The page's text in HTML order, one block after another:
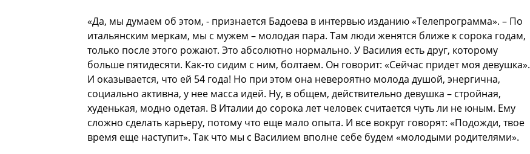
«Да, мы думаем об этом, - признается Бадоева в интервью изданию «Телепрограмма». – По
итальянским меркам, мы с мужем – молодая пара. Там люди женятся ближе к сорока годам,
только после этого рожают. Это абсолютно нормально. У Василия есть друг, которому
больше пятидесяти. Как-то сидим с ним, болтаем. Он говорит: «Сейчас придет моя девушка».
И оказывается, что ей 54 года! Но при этом она невероятно молода душой, энергична,
социально активна, у нее масса идей. Ну, в общем, действительно девушка – стройная,
худенькая, модно одетая. В Италии до сорока лет человек считается чуть ли не юным. Ему
сложно сделать карьеру, потому что еще мало опыта. И все вокруг говорят: «Подожди, твое
время еще наступит». Так что мы с Василием вполне себе будем «молодыми родителями».